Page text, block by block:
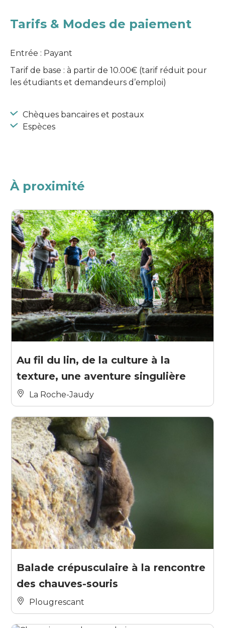
Tarifs & Modes de paiement
Entrée : Payant
Tarif de base : à partir de 10.00€ (tarif réduit pour
les étudiants et demandeurs d’emploi)
Chèques bancaires et postaux
Espèces
À proximité
Au fil du lin, de la culture à la
texture, une aventure singulière
La Roche-Jaudy
Balade crépusculaire à la rencontre
des chauves-souris
Plougrescant